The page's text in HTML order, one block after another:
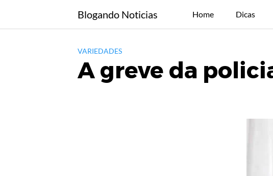
content
Blogando Noticias Home Dicas
VARIEDADES
A greve da